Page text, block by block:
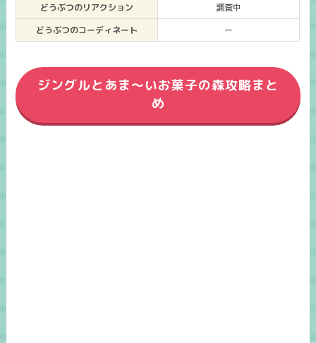
どうぶつのリアクション
調査中
どうぶつのコーディネート
ー
ジングルとあま～いお菓子の森攻略まと
め